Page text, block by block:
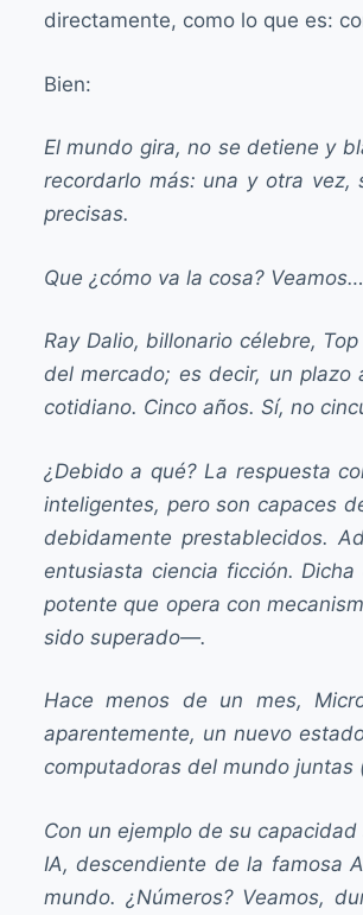
directamente, como lo que es:
Bien:
El mundo gira, no se detiene y
recordarlo más: una y otra vez,
precisas.
Que ¿cómo va la cosa? Veamos…
Ray Dalio, billonario célebre,
del mercado; es decir, un
cotidiano. Cinco años. Sí, no
¿Debido a qué? La respuesta
inteligentes, pero son capaces
debidamente prestablecidos.
entusiasta ciencia ficción.
potente que opera con
sido superado—.
Hace menos de un mes,
aparentemente, un nuevo
computadoras del mundo juntas
Con un ejemplo de su
IA, descendiente de la famosa
mundo. ¿Números? Veamos,